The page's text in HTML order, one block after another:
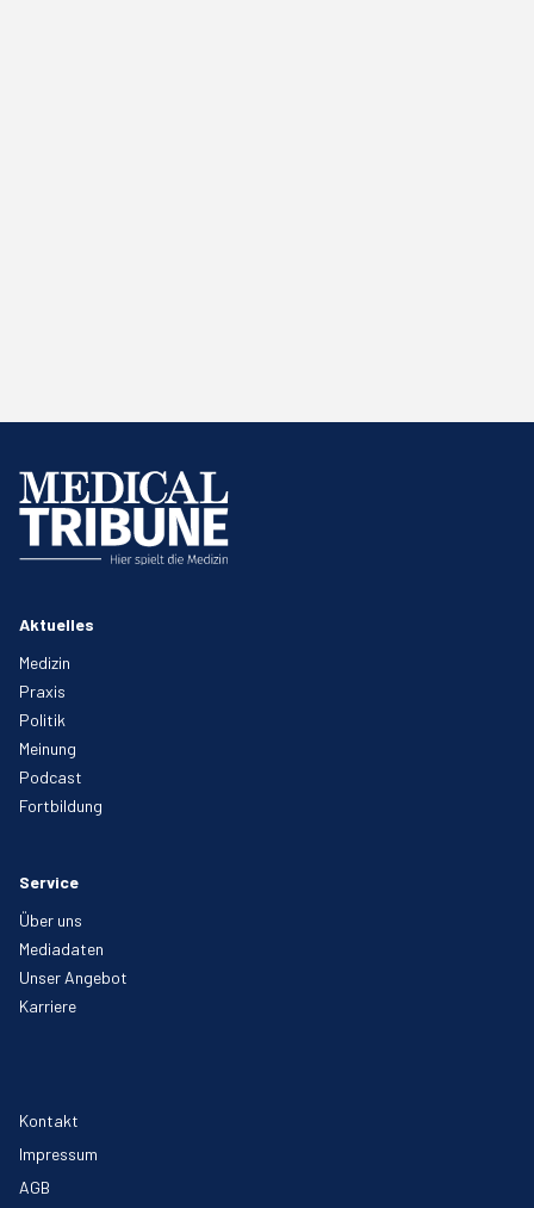
Aktuelles
Medizin
Praxis
Politik
Meinung
Podcast
Fortbildung
Service
Über uns
Mediadaten
Unser Angebot
Karriere
Kontakt
Impressum
AGB